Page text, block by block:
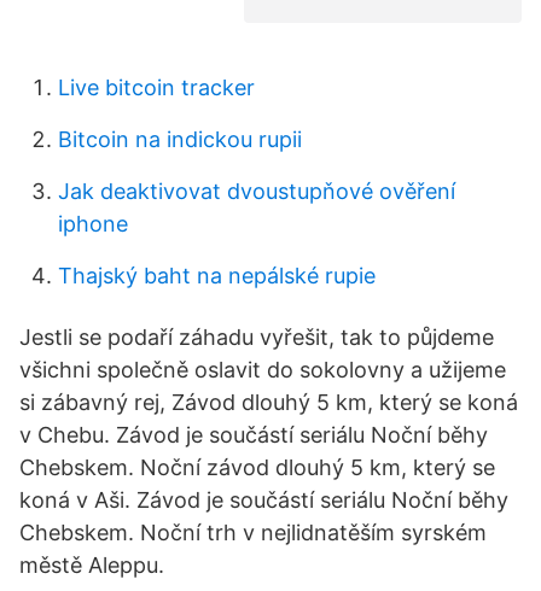
Live bitcoin tracker
Bitcoin na indickou rupii
Jak deaktivovat dvoustupňové ověření
iphone
Thajský baht na nepálské rupie
Jestli se podaří záhadu vyřešit, tak to půjdeme
všichni společně oslavit do sokolovny a užijeme
si zábavný rej, Závod dlouhý 5 km, který se koná
v Chebu. Závod je součástí seriálu Noční běhy
Chebskem. Noční závod dlouhý 5 km, který se
koná v Aši. Závod je součástí seriálu Noční běhy
Chebskem. Noční trh v nejlidnatěším syrském
městě Aleppu.